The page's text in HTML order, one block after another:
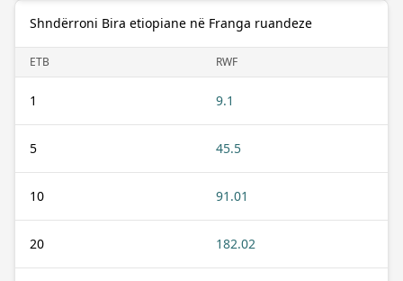
Shndërroni Bira etiopiane në Franga ruandeze
ETB RWF
1 9.1
5 45.5
10 91.01
20 182.02